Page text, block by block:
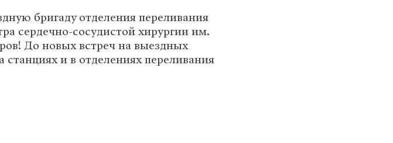
бригаду отделения переливания
сердечно-сосудистой хирургии им.
До новых встреч на выездных
станциях и в отделениях переливания